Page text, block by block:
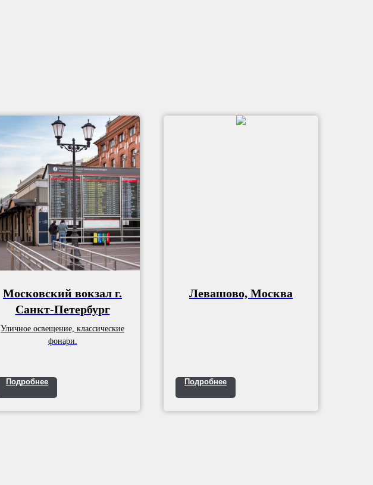
Московский вокзал г.
Санкт-Петербург
Уличное освещение, классические
фонари.
Подробнее
Левашово, Москва
Подробнее